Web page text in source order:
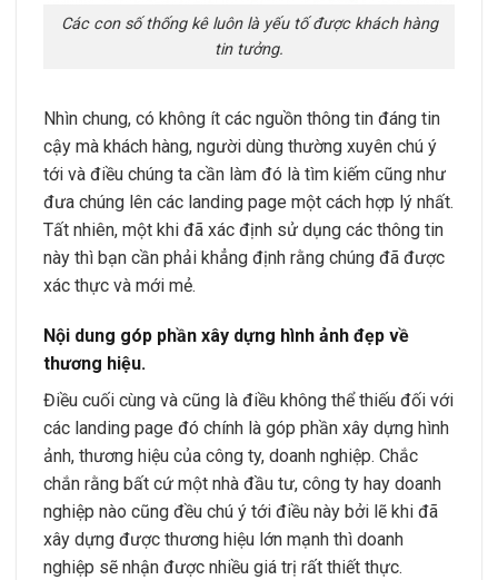
Các con số thống kê luôn là yếu tố được khách hàng
tin tưởng.
Nhìn chung, có không ít các nguồn thông tin đáng tin
cậy mà khách hàng, người dùng thường xuyên chú ý
tới và điều chúng ta cần làm đó là tìm kiếm cũng như
đưa chúng lên các landing page một cách hợp lý nhất.
Tất nhiên, một khi đã xác định sử dụng các thông tin
này thì bạn cần phải khẳng định rằng chúng đã được
xác thực và mới mẻ.
Nội dung góp phần xây dựng hình ảnh đẹp về
thương hiệu.
Điều cuối cùng và cũng là điều không thể thiếu đối với
các landing page đó chính là góp phần xây dựng hình
ảnh, thương hiệu của công ty, doanh nghiệp. Chắc
chắn rằng bất cứ một nhà đầu tư, công ty hay doanh
nghiệp nào cũng đều chú ý tới điều này bởi lẽ khi đã
xây dựng được thương hiệu lớn mạnh thì doanh
nghiệp sẽ nhận được nhiều giá trị rất thiết thực.